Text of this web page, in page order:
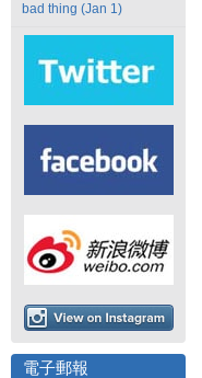
bad thing (Jan 1)
電子郵報